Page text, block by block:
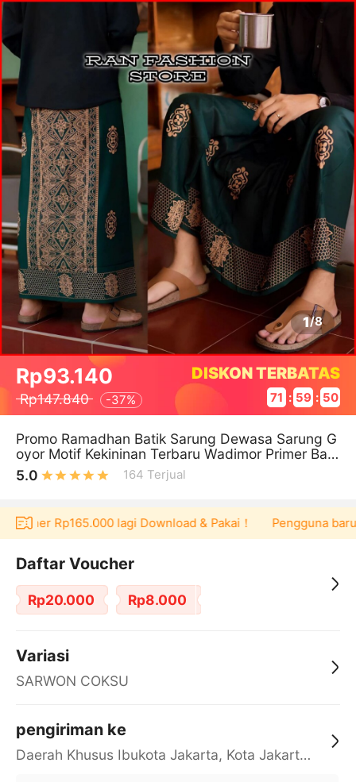
1/8
Rp93.140
Rp147.840 -37%
DISKON TERBATAS
71 : 59 : 50
Promo Ramadhan Batik Sarung Dewasa Sarung G
oyor Motif Kekininan Terbaru Wadimor Primer Bati
k Sarung Wadimor Batik Hitam
5.0 164 Terjual
Rp165.000 lagi Download & Pakai！ Pengguna baru
Daftar Voucher
Rp20.000 Rp8.000
Variasi
SARWON COKSU
pengiriman ke
Daerah Khusus Ibukota Jakarta, Kota Jakarta Barat, Cengkareng, yy